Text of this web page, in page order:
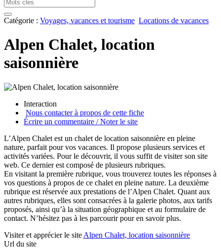
Catégorie : Voyages, vacances et tourisme Locations de vacances
Alpen Chalet, location
saisonnière
Interaction
Nous contacter à propos de cette fiche
Écrire un commentaire / Noter le site
L’Alpen Chalet est un chalet de location saisonnière en pleine
nature, parfait pour vos vacances. Il propose plusieurs services et
activités variées. Pour le découvrir, il vous suffit de visiter son site
web. Ce dernier est composé de plusieurs rubriques.
En visitant la première rubrique, vous trouverez toutes les réponses à
vos questions à propos de ce chalet en pleine nature. La deuxième
rubrique est réservée aux prestations de l’Alpen Chalet. Quant aux
autres rubriques, elles sont consacrées à la galerie photos, aux tarifs
proposés, ainsi qu’à la situation géographique et au formulaire de
contact. N’hésitez pas à les parcourir pour en savoir plus.
Visiter et apprécier le site Alpen Chalet, location saisonnière
Url du site